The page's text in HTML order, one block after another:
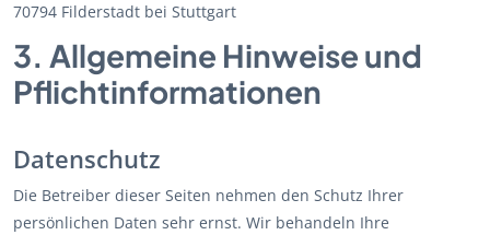
70794 Filderstadt bei Stuttgart
3. Allgemeine Hinweise und
Pflicht­informationen
Datenschutz
Die Betreiber dieser Seiten nehmen den Schutz Ihrer
persönlichen Daten sehr ernst. Wir behandeln Ihre